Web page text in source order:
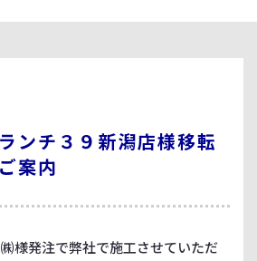
ンチ３９新潟店様移転
案内
様発注で弊社で施工させていただ